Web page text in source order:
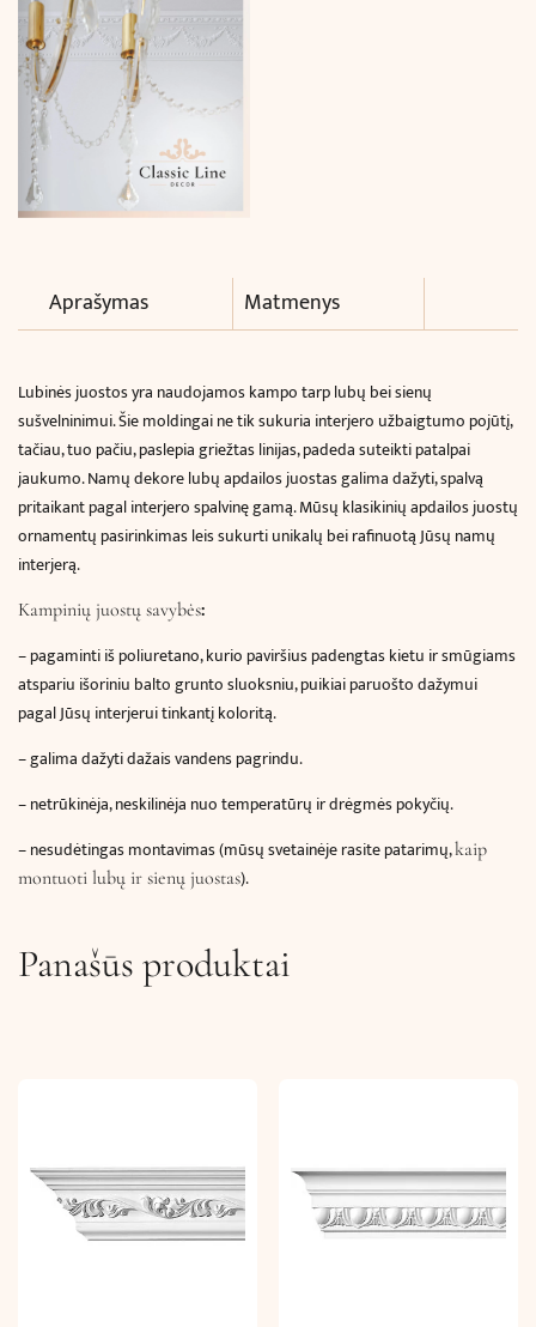
Aprašymas Matmenys
Lubinės juostos yra naudojamos kampo tarp lubų bei sienų
sušvelninimui. Šie moldingai ne tik sukuria interjero užbaigtumo pojūtį,
tačiau, tuo pačiu, paslepia griežtas linijas, padeda suteikti patalpai
jaukumo. Namų dekore lubų apdailos juostas galima dažyti, spalvą
pritaikant pagal interjero spalvinę gamą.Mūsų klasikinių apdailos juostų
ornamentų pasirinkimas leis sukurti unikalų bei rafinuotą Jūsų namų
interjerą.
Kampinių juostų savybės:
– pagaminti iš poliuretano, kurio paviršius padengtas kietu ir smūgiams
atspariu išoriniu balto grunto sluoksniu, puikiai paruošto dažymui
pagal Jūsų interjerui tinkantį koloritą.
– galima dažyti dažais vandens pagrindu.
– netrūkinėja, neskilinėja nuo temperatūrų ir drėgmės pokyčių.
– nesudėtingas montavimas (mūsų svetainėje rasite patarimų,kaip
montuoti lubų ir sienų juostas).
Panašūs produktai